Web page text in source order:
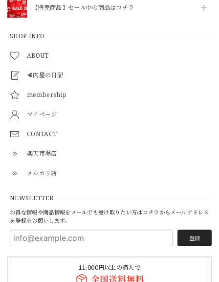
【特売商品】セール中の商品はコチラ
SHOP INFO
ABOUT
🥩肉屋の日記
membership
マイページ
CONTACT
楽天市場店
メルカリ店
NEWSLETTER
お得な情報や商品情報をメールでも受け取りたい方はコチラからメールアドレス
を登録をお願いします。
登録
11,000円以上の購入で
全国送料無料
白も黒もどちらもオススメです！
【焼かずそのまま食べれる】「和牛」黒せんまい刺し 約80g ※酢味噌は別売りです【注意】ハマる人続出！酢味噌等を付けて食べたら止まりません（生産量が少ない為、数量制限中です）
2026/07/19